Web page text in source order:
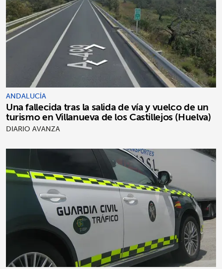
ANDALUCÍA
Una fallecida tras la salida de vía y vuelco de un
turismo en Villanueva de los Castillejos (Huelva)
DIARIO AVANZA